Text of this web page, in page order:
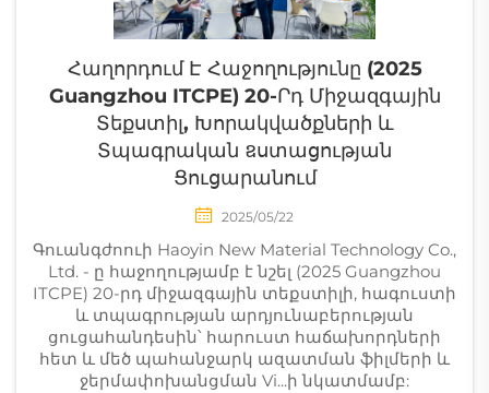
Հաղորդում Է Հաջողությունը (2025
Guangzhou ITCPE) 20-Րդ Միջազգային
Տեքստիլ, Խորակվածքների ԵՒ
Տպագրական ឧստացության
Ցուցարանում
2025/05/22
Գուանգժոուի Haoyin New Material Technology Co.,
Ltd. - ը հաջողությամբ է նշել (2025 Guangzhou
ITCPE) 20-րդ միջազգային տեքստիլի, հագուստի
և տպագրության արդյունաբերության
ցուցահանդեսին՝ հարուստ հաճախորդների
հետ և մեծ պահանջարկ ազատման ֆիլմերի և
ջերմափոխանցման Vi...ի նկատմամբ: